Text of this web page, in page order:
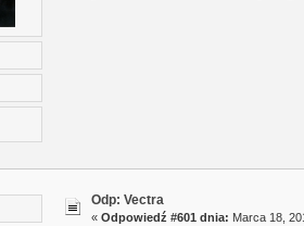
Odp: Vectra
« Odpowiedź #601 dnia: Marca 18,